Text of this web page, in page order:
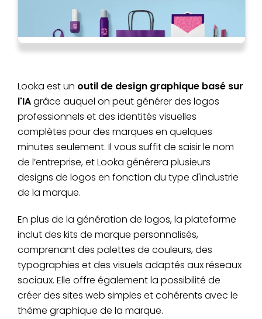
Looka est un outil de design graphique basé sur
l'IAgrâce auquel on peut générer des logos
professionnels et des identités visuelles
complètes pour des marques en quelques
minutes seulement. Il vous suffit de saisir le nom
de l’entreprise, et Looka générera plusieurs
designs de logos en fonction du type d'industrie
de la marque.
En plus de la génération de logos, la plateforme
inclut des kits de marque personnalisés,
comprenant des palettes de couleurs, des
typographies et des visuels adaptés aux réseaux
sociaux. Elle offre également la possibilité de
créer des sites web simples et cohérents avec le
thème graphique de la marque.